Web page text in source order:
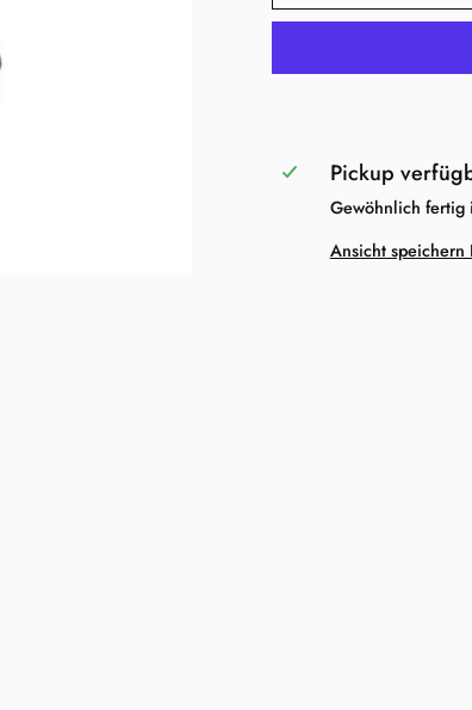
Pickup
Gewöhnlich fertig
Ansicht speichern